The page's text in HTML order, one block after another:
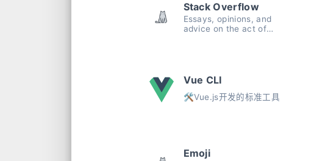
Stack Overflow
Essays, opinions, and
advice on the act of
Vue CLI
🛠️Vue.js开发的标准工具
Emoji